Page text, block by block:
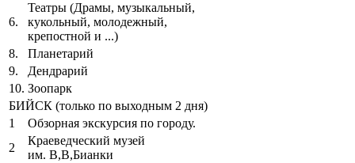
6.
Театры (Драмы, музыкальный,
кукольный, молодежный,
крепостной и ...)
8.
Планетарий
9.
Дендрарий
10. Зоопарк
БИЙСК (только по выходным 2 дня)
1
Обзорная экскурсия по городу.
2
Краеведческий музей
им. В,В,Бианки